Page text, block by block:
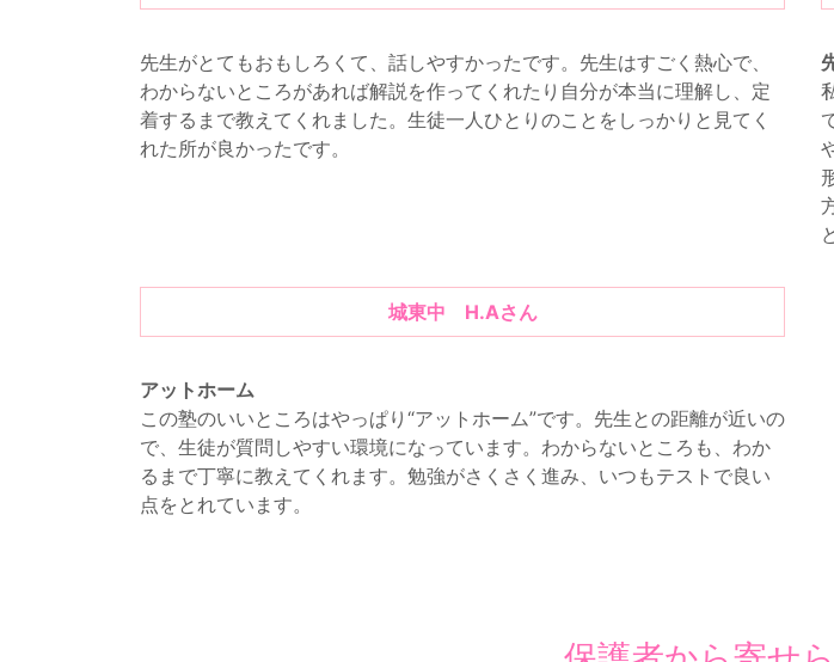
先生がとてもおもしろくて、話しやすかったです。先生はすごく熱心で、
わからないところがあれば解説を作ってくれたり自分が本当に理解し、定
着するまで教えてくれました。生徒一人ひとりのことをしっかりと見てく
れた所が良かったです。
城東中 H.Aさん
アットホーム
この塾のいいところはやっぱり“アットホーム”です。先生との距離が近いの
で、生徒が質問しやすい環境になっています。わからないところも、わか
るまで丁寧に教えてくれます。勉強がさくさく進み、いつもテストで良い
点をとれています。